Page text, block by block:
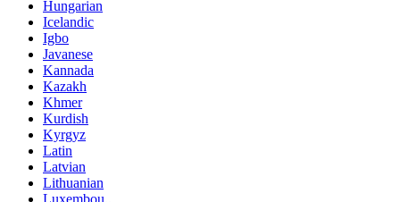
Hungarian
Icelandic
Igbo
Javanese
Kannada
Kazakh
Khmer
Kurdish
Kyrgyz
Latin
Latvian
Lithuanian
Luxembou..